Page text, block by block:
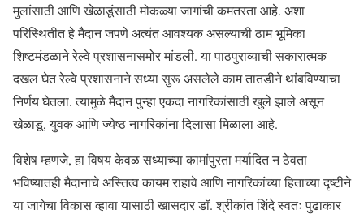
मुलांसाठी आणि खेळाडूंसाठी मोकळ्या जागांची कमतरता आहे. अशा
परिस्थितीत हे मैदान जपणे अत्यंत आवश्यक असल्याची ठाम भूमिका
शिष्टमंडळाने रेल्वे प्रशासनासमोर मांडली. या पाठपुराव्याची सकारात्मक
दखल घेत रेल्वे प्रशासनाने सध्या सुरू असलेले काम तातडीने थांबविण्याचा
निर्णय घेतला. त्यामुळे मैदान पुन्हा एकदा नागरिकांसाठी खुले झाले असून
खेळाडू, युवक आणि ज्येष्ठ नागरिकांना दिलासा मिळाला आहे.
विशेष म्हणजे, हा विषय केवळ सध्याच्या कामांपुरता मर्यादित न ठेवता
भविष्यातही मैदानाचे अस्तित्व कायम राहावे आणि नागरिकांच्या हिताच्या दृष्टीने
या जागेचा विकास व्हावा यासाठी खासदार डॉ. श्रीकांत शिंदे स्वतः पुढाकार